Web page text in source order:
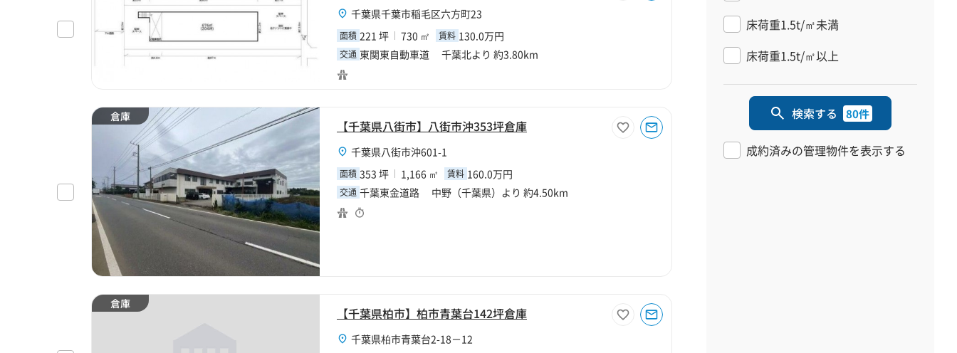
千葉県千葉市稲毛区六方町23
面積 221 坪 730 ㎡ 賃料 130.0万円
交通 東関東自動車道 千葉北より 約3.80km
倉庫
【千葉県八街市】八街市沖353坪倉庫
千葉県八街市沖601-1
面積 353 坪 1,166 ㎡ 賃料 160.0万円
交通 千葉東金道路 中野（千葉県）より 約4.50km
倉庫
【千葉県柏市】柏市青葉台142坪倉庫
千葉県柏市青葉台2-18－12
床荷重1.5t/㎡未満
床荷重1.5t/㎡以上
検索する 80件
成約済みの管理物件を表示する